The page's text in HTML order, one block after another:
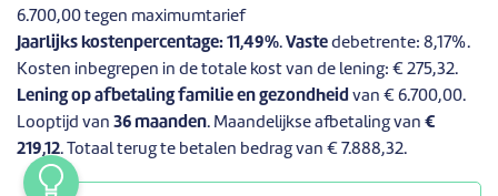
6.700,00 tegen maximumtarief
Jaarlijks kostenpercentage: 11,49%. Vaste debetrente: 8,17%.
Kosten inbegrepen in de totale kost van de lening: € 275,32.
Lening op afbetaling familie en gezondheid van € 6.700,00.
Looptijd van 36 maanden. Maandelijkse afbetaling van €
219,12. Totaal terug te betalen bedrag van € 7.888,32.